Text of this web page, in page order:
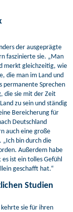
der ausgeprägte
faszinierte sie. „Man
merkt gleichzeitig, wie
die man im Land und
permanente Sprechen
die sie mit der Zeit
zu sein und ständig
Bereicherung für
Deutschland
auch eine große
„Ich bin durch die
Außerdem habe
ist ein tolles Gefühl
geschafft hat.“
Studien
kehrte sie für ihren